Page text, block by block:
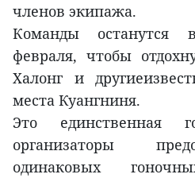
членов экипажа.
Команды останутся
февраля, чтобы
Халонг и
места Куангниня.
Это единственная
организаторы
одинаковых